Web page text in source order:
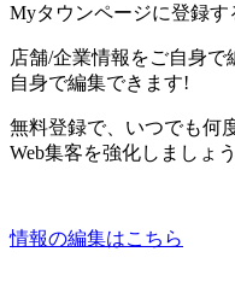
Myタウンページに登録す
店舗/企業情報をご自身で
自身で編集できます!
無料登録で、いつでも何
Web集客を強化しましょう
情報の編集はこちら